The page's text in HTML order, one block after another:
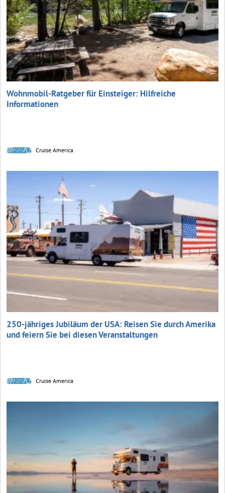
Wohnmobil-Ratgeber für Einsteiger: Hilfreiche
Informationen
Cruise America
250-jähriges Jubiläum der USA: Reisen Sie durch Amerika
und feiern Sie bei diesen Veranstaltungen
Cruise America